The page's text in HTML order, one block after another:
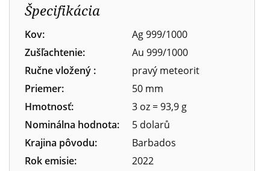
Špecifikácia
Kov:
Ag 999/1000
Zušľachtenie:
Au 999/1000
Ručne vložený :
pravý meteorit
Priemer:
50 mm
Hmotnosť:
3 oz = 93,9 g
Nominálna hodnota:
5 dolarů
Krajina pôvodu:
Barbados
Rok emisie:
2022